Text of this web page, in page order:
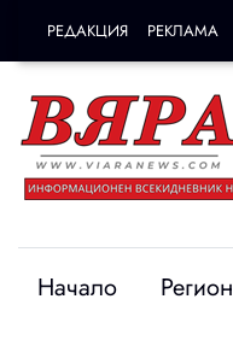
РЕДАКЦИЯ РЕКЛАМА
Начало Регион